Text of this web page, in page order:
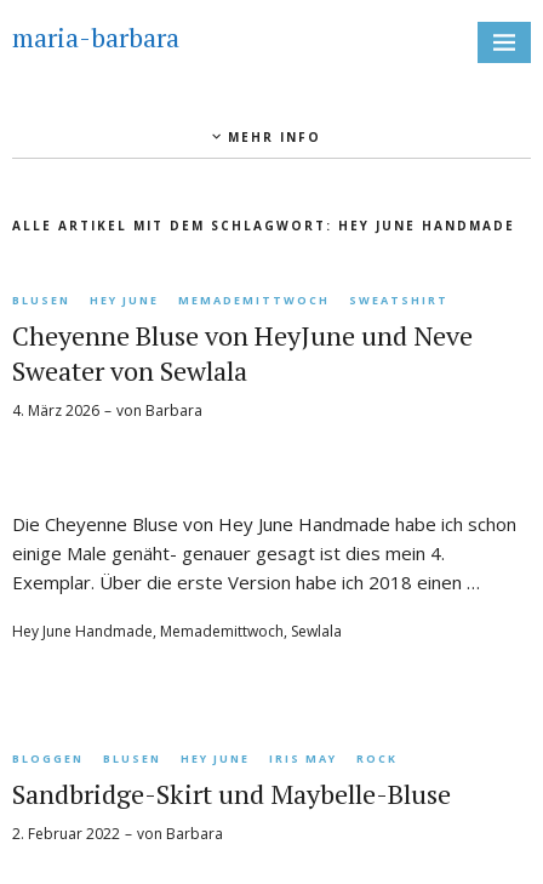
maria-barbara
MEHR INFO
ALLE ARTIKEL MIT DEM SCHLAGWORT: HEY JUNE HANDMADE
BLUSEN HEY JUNE MEMADEMITTWOCH SWEATSHIRT
Cheyenne Bluse von HeyJune und Neve
Sweater von Sewlala
4. März 2026 von Barbara
Die Cheyenne Bluse von Hey June Handmade habe ich schon
einige Male genäht- genauer gesagt ist dies mein 4.
Exemplar. Über die erste Version habe ich 2018 einen …
Hey June Handmade, Memademittwoch, Sewlala
BLOGGEN BLUSEN HEY JUNE IRIS MAY ROCK
Sandbridge-Skirt und Maybelle-Bluse
2. Februar 2022 von Barbara